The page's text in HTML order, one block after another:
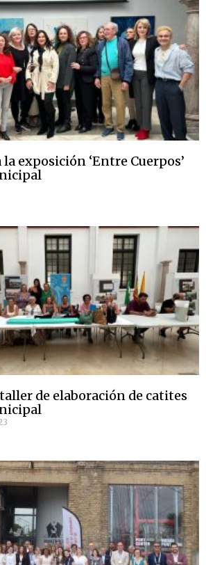
exposición ‘Entre Cuerpos’
de elaboración de catites